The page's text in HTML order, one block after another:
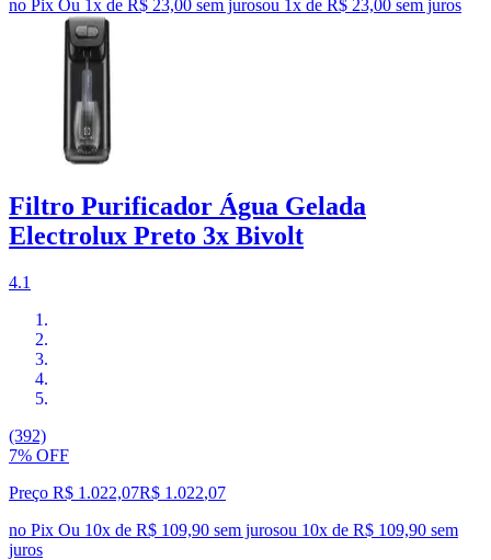
no Pix Ou 1x de R$ 23,00 sem jurosou 1x de R$ 23,00 sem juros
Filtro Purificador Água Gelada
Electrolux Preto 3x Bivolt
4.1
(392)
7% OFF
Preço R$ 1.022,07R$ 1.022,07
no Pix Ou 10x de R$ 109,90 sem jurosou 10x de R$ 109,90 sem
juros